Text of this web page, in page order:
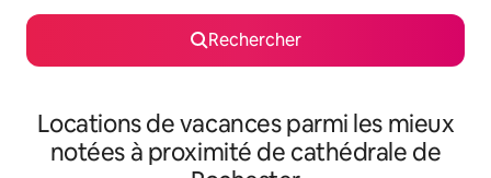
Rechercher
Locations de vacances parmi les mieux
notées à proximité de cathédrale de